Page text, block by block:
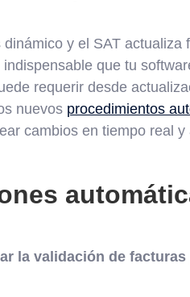
y el SAT actualiza
que tu
requerir desde
nuevos procedimientos
cambios en tiempo real
la validación de facturas